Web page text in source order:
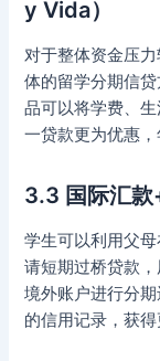
y Vida）
对于整体资金压
体的留学分期信
品可以将学费、
一贷款更为优惠，
3.3 国际汇款
学生可以利用父
请短期过桥贷款
境外账户进行分
的信用记录，获得